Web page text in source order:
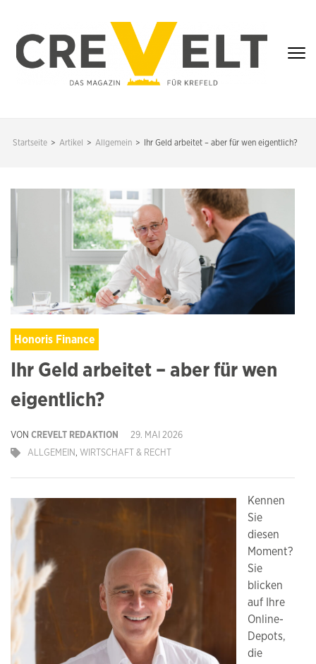
springen
(Enter
KREFELD
Startseite > Artikel > Allgemein > Ihr Geld arbeitet – aber für wen eigentlich?
Honoris Finance
Ihr Geld arbeitet – aber für wen
eigentlich?
VON CREVELT REDAKTION
29. MAI 2026
ALLGEMEIN, WIRTSCHAFT & RECHT
Kennen
Sie
diesen
Moment?
Sie
blicken
auf Ihre
Online-
Depots,
die